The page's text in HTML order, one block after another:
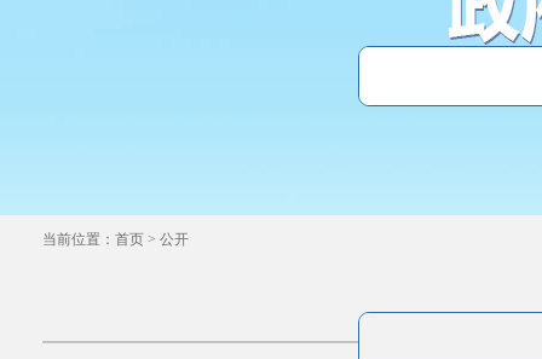
当前位置： 首页 > 公开